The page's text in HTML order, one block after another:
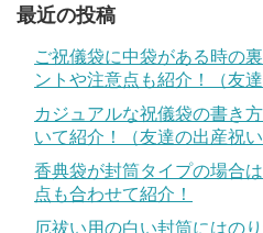
最近の投稿
ご祝儀袋に中袋がある時の
ントや注意点も紹介！（友
カジュアルな祝儀袋の書き
いて紹介！（友達の出産祝い
香典袋が封筒タイプの場合
点も合わせて紹介！
厄祓い用の白い封筒にはの